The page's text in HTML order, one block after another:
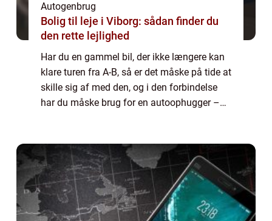
Autogenbrug
Bolig til leje i Viborg: sådan finder du
den rette lejlighed
Har du en gammel bil, der ikke længere kan
klare turen fra A-B, så er det måske på tide at
skille sig af med den, og i den forbindelse
har du måske brug for en autoophugger –